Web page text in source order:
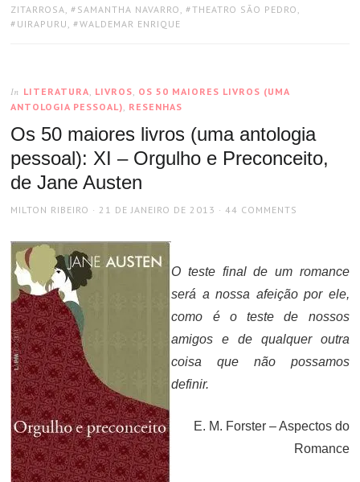
ZITARROSA , SAMANTHA NAVARRO , THEATRO SÃO PEDRO
UIRAPURU , WALDEMAR ENRIQUE
In LITERATURA LIVROS OS 50 MAIORES LIVROS (UMA
ANTOLOGIA PESSOAL) RESENHAS
Os 50 maiores livros (uma antologia
pessoal): XI – Orgulho e Preconceito,
de Jane Austen
AUTHOR
MILTON RIBEIRO
POSTED
21 DE JANEIRO DE 2013 44 COMMENTS
O teste final de um romance
será a nossa afeição por ele,
como é o teste de nossos
amigos e de qualquer outra
coisa que não possamos
definir.
E. M. Forster – Aspectos do
Romance